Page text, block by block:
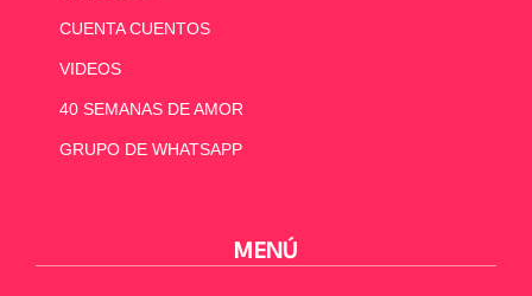
CUENTA CUENTOS
VIDEOS
40 SEMANAS DE AMOR
GRUPO DE WHATSAPP
MENÚ